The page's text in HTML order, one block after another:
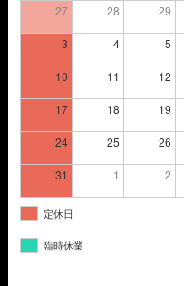
27 28 29
3 4 5
10 11 12
17 18 19
24 25 26
31 1 2
定休日
臨時休業